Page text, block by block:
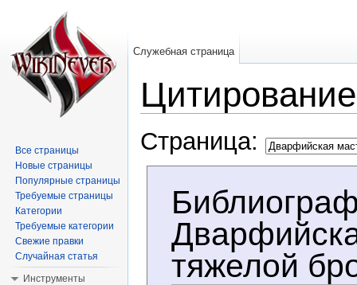
Цитирование
Страница:
тяжелой
Служебная страница
Все страницы
Новые страницы
Популярные страницы
Требуемые страницы
Категории
Требуемые категории
Свежие правки
Случайная статья
Инструменты